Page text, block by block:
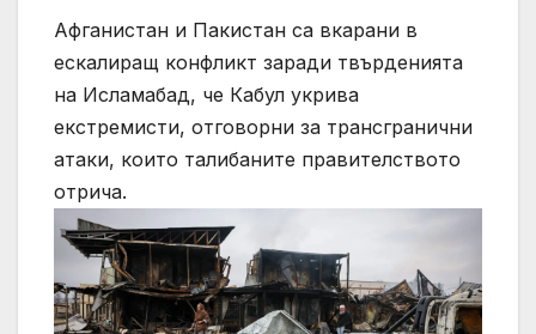
Афганистан и Пакистан са вкарани в
ескалиращ конфликт заради твърденията
на Исламабад, че Кабул укрива
екстремисти, отговорни за трансгранични
атаки, които талибаните правителството
отрича.